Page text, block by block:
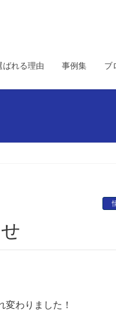
ばれる理由 事例集 ブ
わりました！